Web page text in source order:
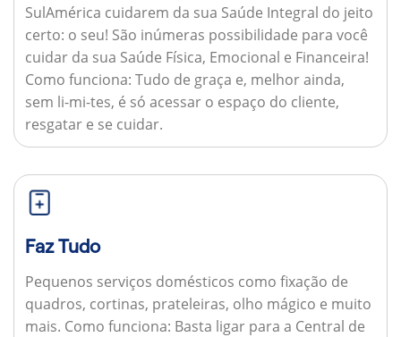
SulAmérica cuidarem da sua Saúde Integral do jeito
certo: o seu! São inúmeras possibilidade para você
cuidar da sua Saúde Física, Emocional e Financeira!
Como funciona: Tudo de graça e, melhor ainda,
sem li-mi-tes, é só acessar o espaço do cliente,
resgatar e se cuidar.
Faz Tudo
Pequenos serviços domésticos como fixação de
quadros, cortinas, prateleiras, olho mágico e muito
mais. Como funciona: Basta ligar para a Central de